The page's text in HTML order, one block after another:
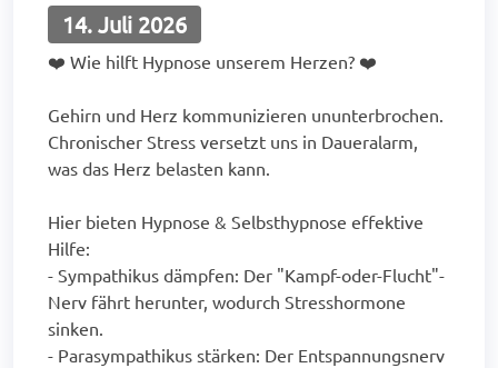
14. Juli 2026
❤️ Wie hilft Hypnose unserem Herzen? ❤️
Gehirn und Herz kommunizieren ununterbrochen.
Chronischer Stress versetzt uns in Daueralarm,
was das Herz belasten kann.
Hier bieten Hypnose & Selbsthypnose effektive
Hilfe:
- Sympathikus dämpfen: Der "Kampf-oder-Flucht"-
Nerv fährt herunter, wodurch Stresshormone
sinken.
- Parasympathikus stärken: Der Entspannungsnerv